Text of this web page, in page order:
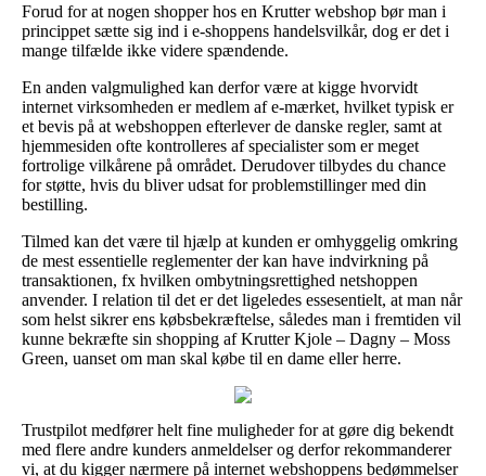
Forud for at nogen shopper hos en Krutter webshop bør man i
princippet sætte sig ind i e-shoppens handelsvilkår, dog er det i
mange tilfælde ikke videre spændende.
En anden valgmulighed kan derfor være at kigge hvorvidt
internet virksomheden er medlem af e-mærket, hvilket typisk er
et bevis på at webshoppen efterlever de danske regler, samt at
hjemmesiden ofte kontrolleres af specialister som er meget
fortrolige vilkårene på området. Derudover tilbydes du chance
for støtte, hvis du bliver udsat for problemstillinger med din
bestilling.
Tilmed kan det være til hjælp at kunden er omhyggelig omkring
de mest essentielle reglementer der kan have indvirkning på
transaktionen, fx hvilken ombytningsrettighed netshoppen
anvender. I relation til det er det ligeledes essesentielt, at man når
som helst sikrer ens købsbekræftelse, således man i fremtiden vil
kunne bekræfte sin shopping af Krutter Kjole – Dagny – Moss
Green, uanset om man skal købe til en dame eller herre.
Trustpilot medfører helt fine muligheder for at gøre dig bekendt
med flere andre kunders anmeldelser og derfor rekommanderer
vi, at du kigger nærmere på internet webshoppens bedømmelser